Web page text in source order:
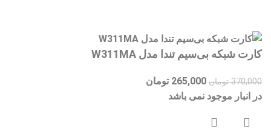
کارت شبکه بی‌سیم تندا مدل W311MA
370,000 تومان 265,000 تومان
در انبار موجود نمی باشد